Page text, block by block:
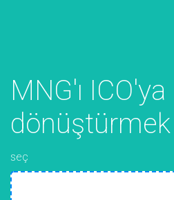
MNG'ı ICO'ya
seç